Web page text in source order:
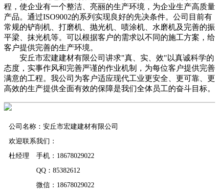
程，使企业有一个整洁、亮丽的生产环境，为企业生产高质量
产品。通过ISO9002的系列实现良好的先决条件。公司目前有
常规的铲削机、打磨机、抛光机、啧涂机、水磨机及完善的振
平梁、抹光机等。可以根据客户的需求以不同的施工方案，给
客户提供完善的生产环境。
安丘市宏建建材有限公司讲求"真、实、效"以真诚科学的
态度，实事作风和完善严谨的作业机制，为每位客户提供完善
满意的工程。我公司为客户适应现代工业更安全、更可靠、更
高效的生产提供全面有效的保障是我们全体员工的奋斗目标。
公司名称：安丘市宏建建材有限公司
欢迎联系我们：
杜经理 手机：18678029022
QQ：85382612
微信：18678029022